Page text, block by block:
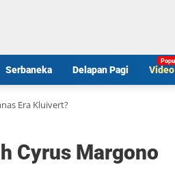
Serbaneka Delapan Pagi Video
Era Kluivert?
Cyrus Margono